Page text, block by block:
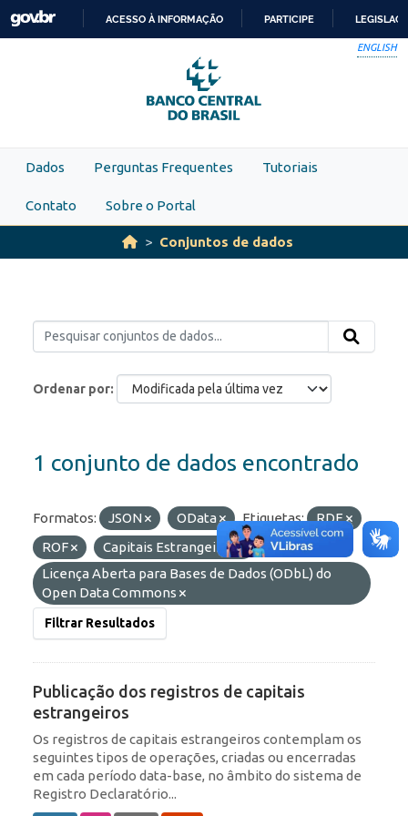
Skip to main content
PARA
O
CONTEÚDO
ACESSO À INFORMAÇÃO PARTICIPE
ENGLISH
Dados Perguntas Frequentes Tutoriais
Contato Sobre o Portal
Conjuntos de dados
Ordenar por
1 conjunto de dados encontrado
Formatos: JSON OData Etiquetas:
RDE
ROF
Capitais Estrangeiros
Licenças:
Licença Aberta para Bases de Dados (ODbL) do
Open Data Commons
Filtrar Resultados
Publicação dos registros de capitais
estrangeiros
Os registros de capitais estrangeiros contemplam os
seguintes tipos de operações, criadas ou encerradas
em cada período data-base, no âmbito do sistema de
Registro Declaratório...